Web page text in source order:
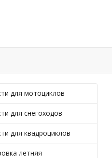
для мотоциклов
для снегоходов
для квадроциклов
летняя